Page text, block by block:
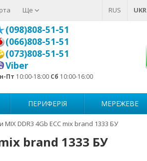
RUS UKR
Ще
(098)808-51-51
(066)808-51-51
(073)808-51-51
Viber
Пт 10:00-18:00 Сб 10:00-16:00
ПЕРИФЕРІЯ МЕРЕЖЕВЕ
DDR3 4Gb ECC mix brand 1333 БУ
brand 1333 БУ